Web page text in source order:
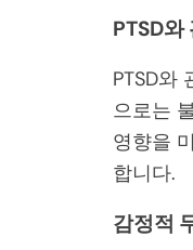
PTSD
PTSD와
으로는
영향을
합니다.
감정적